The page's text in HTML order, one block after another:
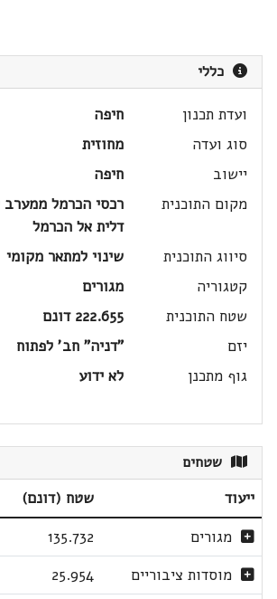
כללי
ועדת תכנון
חיפה
סוג ועדה
מחוזית
יישוב
חיפה
מקום התוכנית
רכסי הכרמל
דלית אל הכרמל
סיווג התוכנית
שינוי למתאר מקומי
קטגוריה
מגורים
שטח התוכנית
222.655 דונם
יזם
"דניה" חב' לפתוח
גוף מתכנן
לא ידוע
שטחים
ייעוד שטח (דונם)
מגורים
135.732
מוסדות ציבוריים
25.954